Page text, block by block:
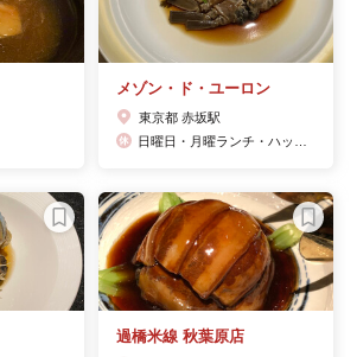
メゾン・ド・ユーロン
東京都 赤坂駅
過橋米線 秋葉原店